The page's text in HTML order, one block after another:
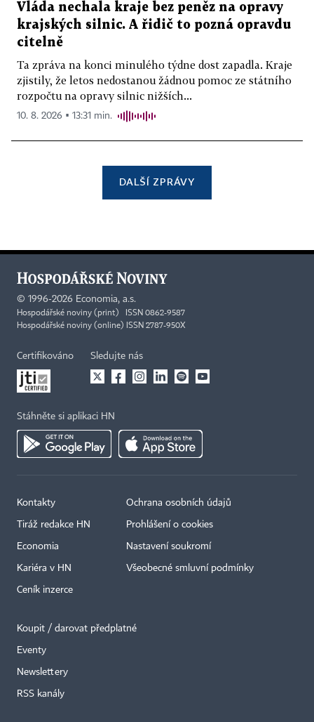
Vláda nechala kraje bez peněz na opravy
krajských silnic. A řidič to pozná opravdu
citelně
Ta zpráva na konci minulého týdne dost zapadla. Kraje
zjistily, že letos nedostanou žádnou pomoc ze státního
rozpočtu na opravy silnic nižších...
10. 8. 2026 ▪ 13:31 min.
DALŠÍ ZPRÁVY
© 1996-2026 Economia, a.s.
Hospodářské noviny (print) ISSN 0862-9587
Hospodářské noviny (online) ISSN 2787-950X
Certifikováno Sledujte nás
Stáhněte si aplikaci HN
Kontakty
Tiráž redakce HN
Economia
Kariéra v HN
Ceník inzerce
Ochrana osobních údajů
Prohlášení o cookies
Nastavení soukromí
Všeobecné smluvní podmínky
Koupit / darovat předplatné
Eventy
Newslettery
RSS kanály